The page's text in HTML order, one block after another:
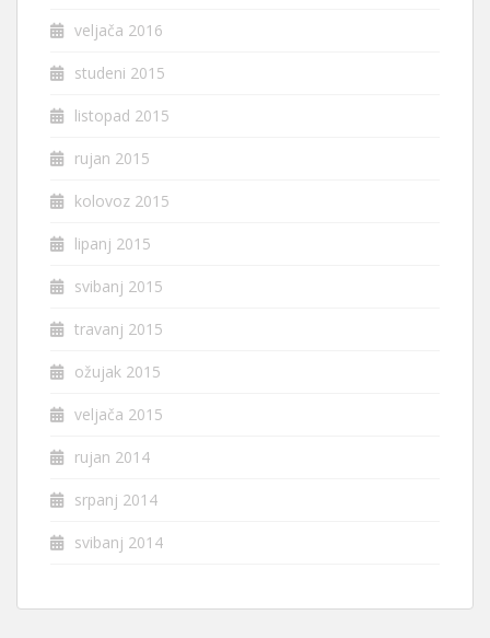
veljača 2016
studeni 2015
listopad 2015
rujan 2015
kolovoz 2015
lipanj 2015
svibanj 2015
travanj 2015
ožujak 2015
veljača 2015
rujan 2014
srpanj 2014
svibanj 2014